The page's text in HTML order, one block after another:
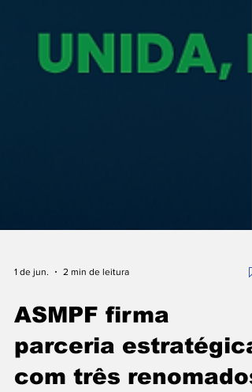
1 de jun. 2 min de leitura